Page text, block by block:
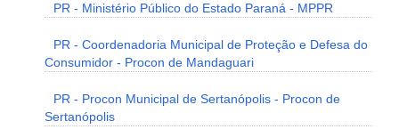
PR - Ministério Público do Estado Paraná - MPPR
PR - Coordenadoria Municipal de Proteção e Defesa do
Consumidor - Procon de Mandaguari
PR - Procon Municipal de Sertanópolis - Procon de
Sertanópolis